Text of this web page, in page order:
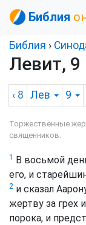
Библия
Библия ›
Левит, 9
‹ 8 Лев 9
Торжественные
священников.
1
В восьмой
его, и
2 и сказал
жертву за грех
порока, и